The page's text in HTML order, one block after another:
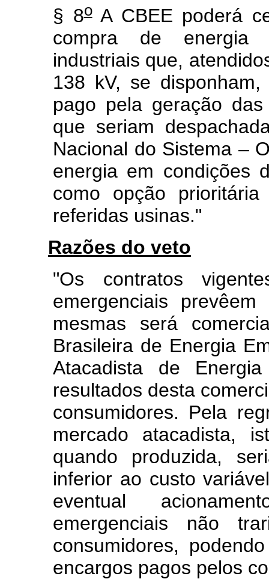
§ 8oA CBEE poderá
compra de energia
industriais que,
138 kV, se
pago pela geração
que seriam
Nacional do Sistema –
energia em condições
como opção
referidas usinas."
Razões do veto
"Os contratos
emergenciais
mesmas será
Brasileira de Energia
Atacadista de
resultados desta
consumidores. Pela
mercado atacadista,
quando produzida,
inferior ao custo
eventual
emergenciais não
consumidores,
encargos pagos pelos